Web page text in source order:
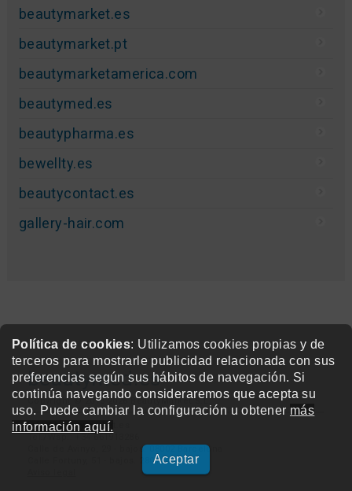
Política de cookies: Utilizamos cookies propias y de
terceros para mostrarle publicidad relacionada con sus
preferencias según sus hábitos de navegación. Si
continúa navegando consideraremos que acepta su
uso. Puede cambiar la configuración u obtener más
información aquí.
Aceptar
beautymarket.es
beautymarket.pt
beautymarketamerica.com
beautymed.es
beautypharma.es
bewellty.es
beautycontact.es
gallery-hair.com
beautymed.es
Copyright © 2015-2026 BeautyMarket S.L.
info@beautymarket.es
Calle de Avinyó, 29 - bajos. 08002 Barcelona
Calle Fortuny, 51 - bajos. 28010 Madrid